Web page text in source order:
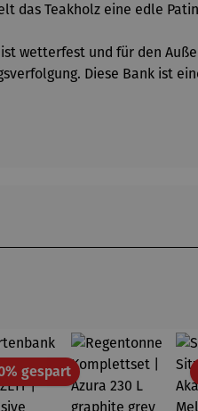
das Teakholz eine edle
ist wetterfest und für den
Diese Bank ist
gespartRabatt